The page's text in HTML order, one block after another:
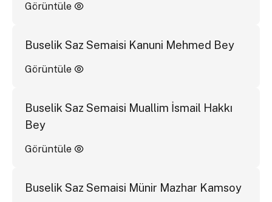
Görüntüle
Buselik Saz Semaisi Kanuni Mehmed Bey
Görüntüle
Buselik Saz Semaisi Muallim İsmail Hakkı
Bey
Görüntüle
Buselik Saz Semaisi Münir Mazhar Kamsoy